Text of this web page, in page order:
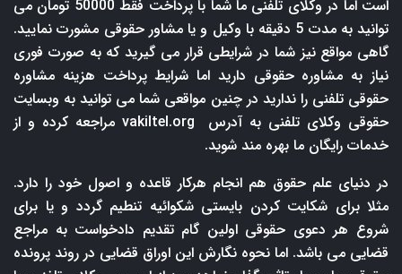
است اما در وکلای تلفنی ما شما با پرداخت فقط 50000 تومان می
توانید به مدت 5 دقیقه با وکیل و یا مشاور حقوقی مشورت نمایید.
گاهی مواقع نیز شما در شرایطی قرار می گیرید که به صورت فوری
نیاز به مشاوره حقوقی دارید اما شرایط پرداخت هزینه مشاوره
حقوقی تلفنی را ندارید در چنین مواقعی شما می توانید به وبسایت
حقوقی وکلای تلفنی به آدرس
vakiltel.org مراجعه کرده و از
خدمات رایگان ما بهره مند شوید.
در دنیای علم حقوق هم انجام هرکار قاعده و اصول خود را دارد.
مثلا برای شکایت کردن بایستی شکوائیه تنطیم گردد و یا برای
شروع هر دعوی حقوقی اولین گام تقدیم دادخواست به مراجع
قضایی می باشد. اما نحوه نگارش این اوراق قضایی در روند پرونده